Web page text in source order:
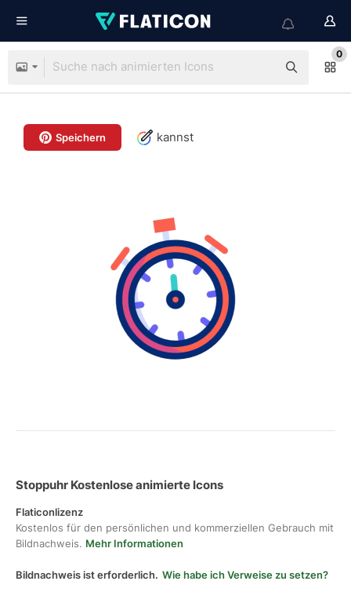
0
Speichern kannst
Stoppuhr Kostenlose animierte Icons
Flaticonlizenz
Kostenlos für den persönlichen und kommerziellen Gebrauch mit
Bildnachweis. Mehr Informationen
Bildnachweis ist erforderlich. Wie habe ich Verweise zu setzen?